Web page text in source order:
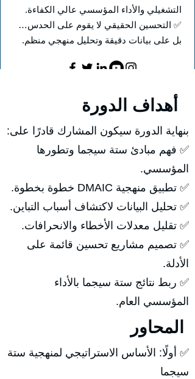
التشغيلي والأداء المؤسسي عالي الكفاءة.
✅ التحسين الحقيقي لا يقوم على الحدس…
بل على بيانات دقيقة وتحليل منهجي منظم.
بنهاية الدورة سيكون المشارك قادرًا على:
✅ فهم مبادئ ستة سيجما وتطورها
المؤسسي.
✅ تطبيق منهجية DMAIC خطوة بخطوة.
✅ تحليل البيانات لاكتشاف أسباب التباين.
✅ تقليل معدلات الأخطاء والانحرافات.
✅ تصميم مشاريع تحسين قائمة على
الأدلة.
✅ ربط نتائج ستة سيجما بالأداء
المؤسسي العام.
✅ أولًا: الأساس الاستراتيجي لمنهجية ستة
سيجما